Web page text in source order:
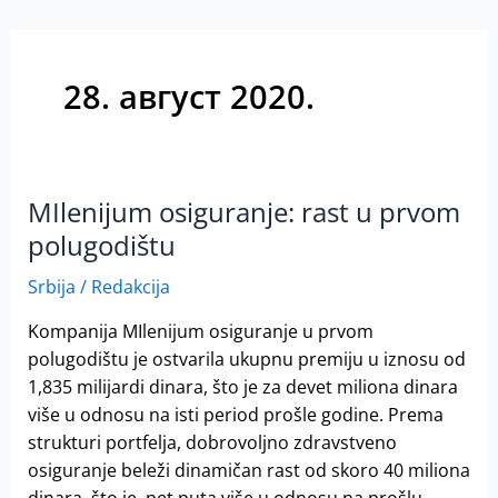
28. август 2020.
MIlenijum osiguranje: rast u prvom
polugodištu
Srbija / Redakcija
Kompanija MIlenijum osiguranje u prvom
polugodištu je ostvarila ukupnu premiju u iznosu od
1,835 milijardi dinara, što je za devet miliona dinara
više u odnosu na isti period prošle godine. Prema
strukturi portfelja, dobrovoljno zdravstveno
osiguranje beleži dinamičan rast od skoro 40 miliona
MIlenijum
osiguranje:
rast
u
prvom
polugodištu